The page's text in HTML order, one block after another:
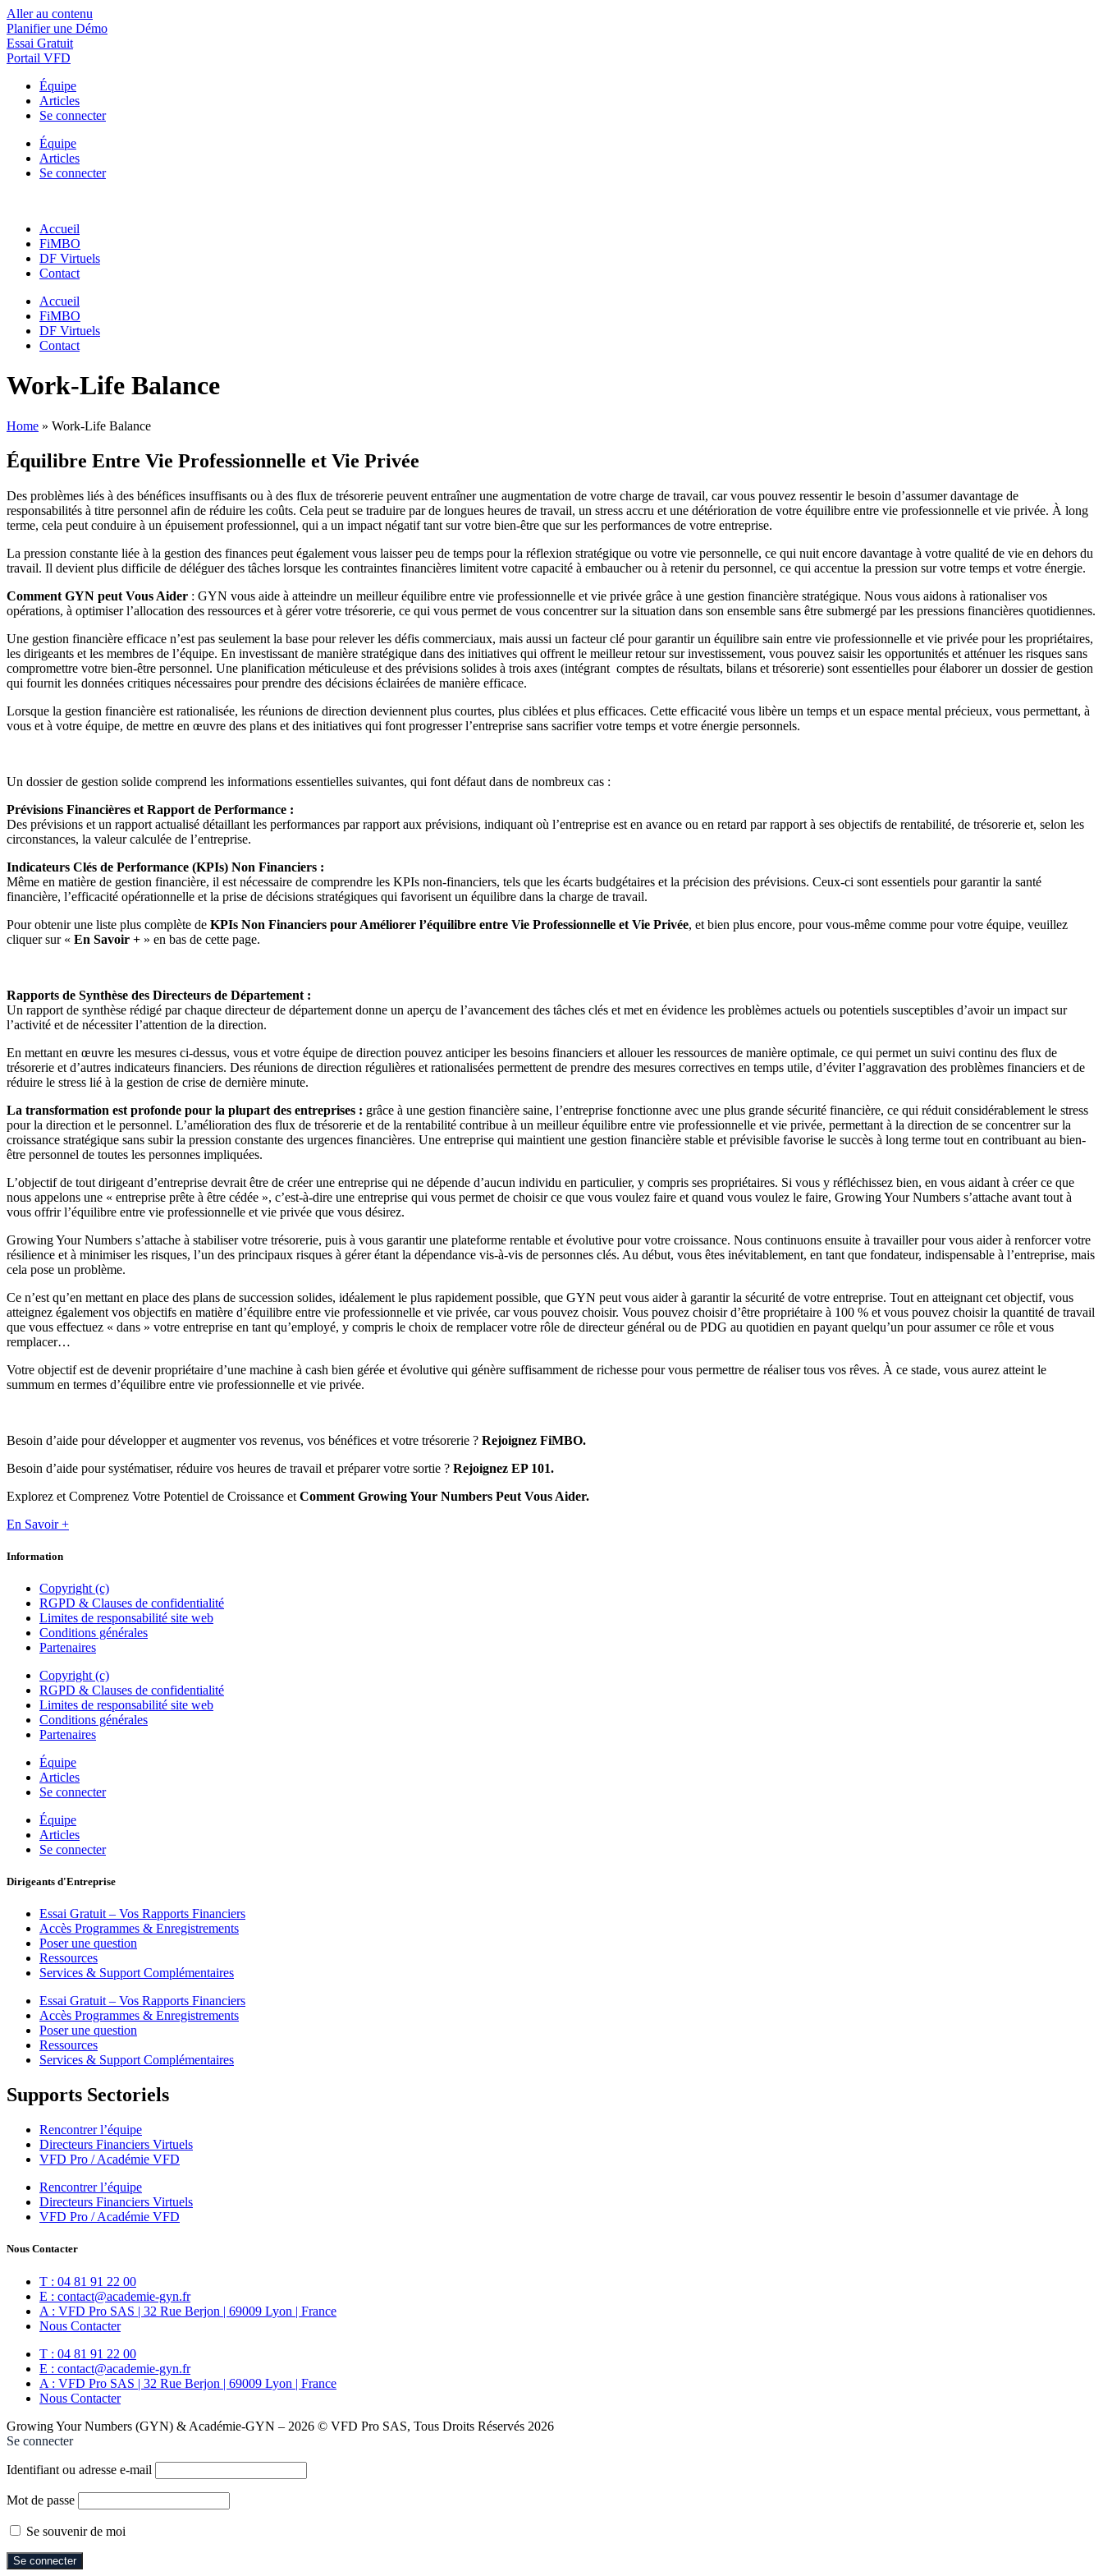
Aller au contenu
Planifier une Démo
Essai Gratuit
Portail VFD
Équipe
Articles
Se connecter
Équipe
Articles
Se connecter
Accueil
FiMBO
DF Virtuels
Contact
Accueil
FiMBO
DF Virtuels
Contact
Work-Life Balance
Home » Work-Life Balance
Équilibre Entre Vie Professionnelle et Vie Privée
Des problèmes liés à des bénéfices insuffisants ou à des flux de trésorerie peuvent entraîner une augmentation de votre charge de travail, car vous pouvez ressentir le besoin d’assumer davantage de
responsabilités à titre personnel afin de réduire les coûts. Cela peut se traduire par de longues heures de travail, un stress accru et une détérioration de votre équilibre entre vie professionnelle et vie privée. À long
terme, cela peut conduire à un épuisement professionnel, qui a un impact négatif tant sur votre bien-être que sur les performances de votre entreprise.
La pression constante liée à la gestion des finances peut également vous laisser peu de temps pour la réflexion stratégique ou votre vie personnelle, ce qui nuit encore davantage à votre qualité de vie en dehors du
travail. Il devient plus difficile de déléguer des tâches lorsque les contraintes financières limitent votre capacité à embaucher ou à retenir du personnel, ce qui accentue la pression sur votre temps et votre énergie.
Comment GYN peut Vous Aider : GYN vous aide à atteindre un meilleur équilibre entre vie professionnelle et vie privée grâce à une gestion financière stratégique. Nous vous aidons à rationaliser vos
opérations, à optimiser l’allocation des ressources et à gérer votre trésorerie, ce qui vous permet de vous concentrer sur la situation dans son ensemble sans être submergé par les pressions financières quotidiennes.
Une gestion financière efficace n’est pas seulement la base pour relever les défis commerciaux, mais aussi un facteur clé pour garantir un équilibre sain entre vie professionnelle et vie privée pour les propriétaires,
les dirigeants et les membres de l’équipe. En investissant de manière stratégique dans des initiatives qui offrent le meilleur retour sur investissement, vous pouvez saisir les opportunités et atténuer les risques sans
compromettre votre bien-être personnel. Une planification méticuleuse et des prévisions solides à trois axes (intégrant comptes de résultats, bilans et trésorerie) sont essentielles pour élaborer un dossier de gestion
qui fournit les données critiques nécessaires pour prendre des décisions éclairées de manière efficace.
Lorsque la gestion financière est rationalisée, les réunions de direction deviennent plus courtes, plus ciblées et plus efficaces. Cette efficacité vous libère un temps et un espace mental précieux, vous permettant, à
vous et à votre équipe, de mettre en œuvre des plans et des initiatives qui font progresser l’entreprise sans sacrifier votre temps et votre énergie personnels.
Un dossier de gestion solide comprend les informations essentielles suivantes, qui font défaut dans de nombreux cas :
Prévisions Financières et Rapport de Performance :
Des prévisions et un rapport actualisé détaillant les performances par rapport aux prévisions, indiquant où l’entreprise est en avance ou en retard par rapport à ses objectifs de rentabilité, de trésorerie et, selon les
circonstances, la valeur calculée de l’entreprise.
Indicateurs Clés de Performance (KPIs) Non Financiers :
Même en matière de gestion financière, il est nécessaire de comprendre les KPIs non-financiers, tels que les écarts budgétaires et la précision des prévisions. Ceux-ci sont essentiels pour garantir la santé
financière, l’efficacité opérationnelle et la prise de décisions stratégiques qui favorisent un équilibre dans la charge de travail.
Pour obtenir une liste plus complète de KPIs Non Financiers pour Améliorer l’équilibre entre Vie Professionnelle et Vie Privée, et bien plus encore, pour vous-même comme pour votre équipe, veuillez
cliquer sur « En Savoir + » en bas de cette page.
Rapports de Synthèse des Directeurs de Département :
Un rapport de synthèse rédigé par chaque directeur de département donne un aperçu de l’avancement des tâches clés et met en évidence les problèmes actuels ou potentiels susceptibles d’avoir un impact sur
l’activité et de nécessiter l’attention de la direction.
En mettant en œuvre les mesures ci-dessus, vous et votre équipe de direction pouvez anticiper les besoins financiers et allouer les ressources de manière optimale, ce qui permet un suivi continu des flux de
trésorerie et d’autres indicateurs financiers. Des réunions de direction régulières et rationalisées permettent de prendre des mesures correctives en temps utile, d’éviter l’aggravation des problèmes financiers et de
réduire le stress lié à la gestion de crise de dernière minute.
La transformation est profonde pour la plupart des entreprises : grâce à une gestion financière saine, l’entreprise fonctionne avec une plus grande sécurité financière, ce qui réduit considérablement le stress
pour la direction et le personnel. L’amélioration des flux de trésorerie et de la rentabilité contribue à un meilleur équilibre entre vie professionnelle et vie privée, permettant à la direction de se concentrer sur la
croissance stratégique sans subir la pression constante des urgences financières. Une entreprise qui maintient une gestion financière stable et prévisible favorise le succès à long terme tout en contribuant au bien-
être personnel de toutes les personnes impliquées.
L’objectif de tout dirigeant d’entreprise devrait être de créer une entreprise qui ne dépende d’aucun individu en particulier, y compris ses propriétaires. Si vous y réfléchissez bien, en vous aidant à créer ce que
nous appelons une « entreprise prête à être cédée », c’est-à-dire une entreprise qui vous permet de choisir ce que vous voulez faire et quand vous voulez le faire, Growing Your Numbers s’attache avant tout à
vous offrir l’équilibre entre vie professionnelle et vie privée que vous désirez.
Growing Your Numbers s’attache à stabiliser votre trésorerie, puis à vous garantir une plateforme rentable et évolutive pour votre croissance. Nous continuons ensuite à travailler pour vous aider à renforcer votre
résilience et à minimiser les risques, l’un des principaux risques à gérer étant la dépendance vis-à-vis de personnes clés. Au début, vous êtes inévitablement, en tant que fondateur, indispensable à l’entreprise, mais
cela pose un problème.
Ce n’est qu’en mettant en place des plans de succession solides, idéalement le plus rapidement possible, que GYN peut vous aider à garantir la sécurité de votre entreprise. Tout en atteignant cet objectif, vous
atteignez également vos objectifs en matière d’équilibre entre vie professionnelle et vie privée, car vous pouvez choisir. Vous pouvez choisir d’être propriétaire à 100 % et vous pouvez choisir la quantité de travail
que vous effectuez « dans » votre entreprise en tant qu’employé, y compris le choix de remplacer votre rôle de directeur général ou de PDG au quotidien en payant quelqu’un pour assumer ce rôle et vous
remplacer…
Votre objectif est de devenir propriétaire d’une machine à cash bien gérée et évolutive qui génère suffisamment de richesse pour vous permettre de réaliser tous vos rêves. À ce stade, vous aurez atteint le
summum en termes d’équilibre entre vie professionnelle et vie privée.
Besoin d’aide pour développer et augmenter vos revenus, vos bénéfices et votre trésorerie ? Rejoignez FiMBO.
Besoin d’aide pour systématiser, réduire vos heures de travail et préparer votre sortie ? Rejoignez EP 101.
Explorez et Comprenez Votre Potentiel de Croissance et Comment Growing Your Numbers Peut Vous Aider.
En Savoir +
Information
Copyright (c)
RGPD & Clauses de confidentialité
Limites de responsabilité site web
Conditions générales
Partenaires
Copyright (c)
RGPD & Clauses de confidentialité
Limites de responsabilité site web
Conditions générales
Partenaires
Équipe
Articles
Se connecter
Équipe
Articles
Se connecter
Dirigeants d'Entreprise
Essai Gratuit – Vos Rapports Financiers
Accès Programmes & Enregistrements
Poser une question
Ressources
Services & Support Complémentaires
Essai Gratuit – Vos Rapports Financiers
Accès Programmes & Enregistrements
Poser une question
Ressources
Services & Support Complémentaires
Supports Sectoriels
Rencontrer l’équipe
Directeurs Financiers Virtuels
VFD Pro / Académie VFD
Rencontrer l’équipe
Directeurs Financiers Virtuels
VFD Pro / Académie VFD
Nous Contacter
T : 04 81 91 22 00
E : contact@academie-gyn.fr
A : VFD Pro SAS | 32 Rue Berjon | 69009 Lyon | France
Nous Contacter
T : 04 81 91 22 00
E : contact@academie-gyn.fr
A : VFD Pro SAS | 32 Rue Berjon | 69009 Lyon | France
Nous Contacter
Growing Your Numbers (GYN) & Académie-GYN – 2026 © VFD Pro SAS, Tous Droits Réservés 2026
Se connecter
Identifiant ou adresse e-mail
Mot de passe
Se souvenir de moi